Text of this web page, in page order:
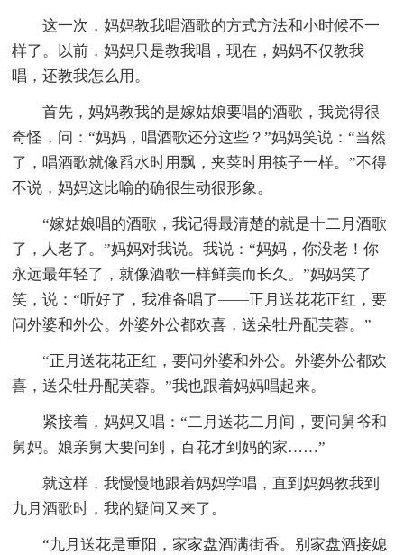
这一次，妈妈教我唱酒歌的方式方法和小时候不一
样了。以前，妈妈只是教我唱，现在，妈妈不仅教我
唱，还教我怎么用。
首先，妈妈教我的是嫁姑娘要唱的酒歌，我觉得很
奇怪，问：“妈妈，唱酒歌还分这些？”妈妈笑说：“当然
了，唱酒歌就像舀水时用飘，夹菜时用筷子一样。”不得
不说，妈妈这比喻的确很生动很形象。
“嫁姑娘唱的酒歌，我记得最清楚的就是十二月酒歌
了，人老了。”妈妈对我说。我说：“妈妈，你没老！你
永远最年轻了，就像酒歌一样鲜美而长久。”妈妈笑了
笑，说：“听好了，我准备唱了——正月送花花正红，要
问外婆和外公。外婆外公都欢喜，送朵牡丹配芙蓉。”
“正月送花花正红，要问外婆和外公。外婆外公都欢
喜，送朵牡丹配芙蓉。”我也跟着妈妈唱起来。
紧接着，妈妈又唱：“二月送花二月间，要问舅爷和
舅妈。娘亲舅大要问到，百花才到妈的家……”
就这样，我慢慢地跟着妈妈学唱，直到妈妈教我到
九月酒歌时，我的疑问又来了。
“九月送花是重阳，家家盘酒满街香。别家盘酒接媳